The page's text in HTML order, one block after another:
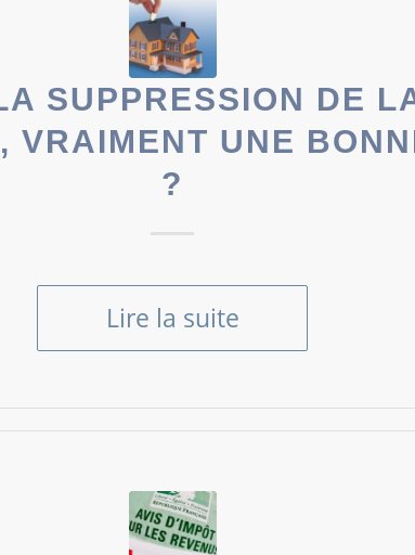
SUPPRESSION DE
VRAIMENT UNE
?
Lire la suite